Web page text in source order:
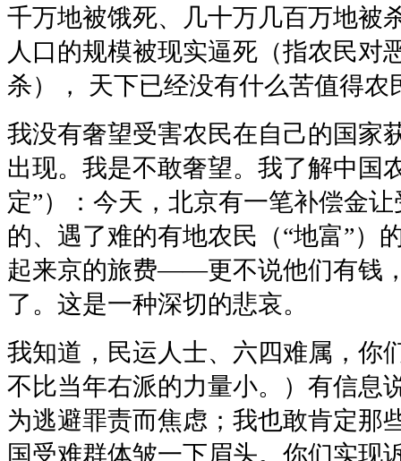
千万地被饿死、几十万几百万地被
人口的规模被现实逼死（指农民对
杀）， 天下已经没有什么苦值得农
我没有奢望受害农民在自己的国家
出现。我是不敢奢望。我了解中国
定”）：今天，北京有一笔补偿金
的、遇了难的有地农民（“地富”）
起来京的旅费——更不说他们有钱
了。这是一种深切的悲哀。
我知道，民运人士、六四难属，你
不比当年右派的力量小。）有信息
为逃避罪责而焦虑；我也敢肯定那
国受难群体皱一下眉头。你们实现